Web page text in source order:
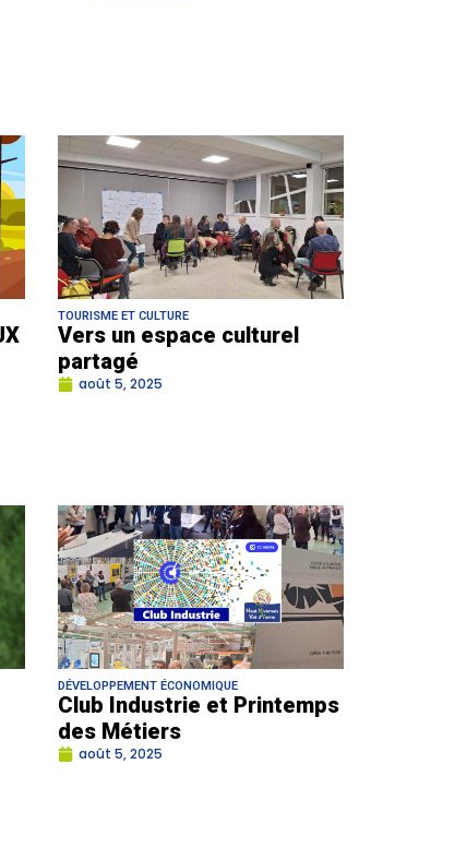
TOURISME ET CULTURE
Vers un espace culturel
partagé
août 5, 2025
DÉVELOPPEMENT ÉCONOMIQUE
Club Industrie et Printemps
des Métiers
août 5, 2025